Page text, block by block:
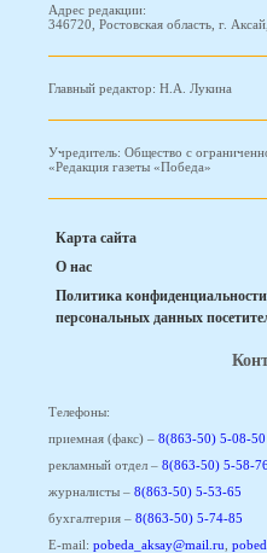
Адрес редакции:
346720, Ростовская область, г.
Главный редактор: Н.А. Лукина
Учредитель: Общество с
«Редакция газеты «Победа»
Карта сайта
О нас
Политика
персональных данных
Телефоны:
приемная (факс) – 8(863-50) 5-08-50
рекламный отдел – 8(863-50) 5-58-
журналисты – 8(863-50) 5-53-65
бухгалтерия – 8(863-50) 5-74-85
E-mail: pobeda_aksay@mail.ru